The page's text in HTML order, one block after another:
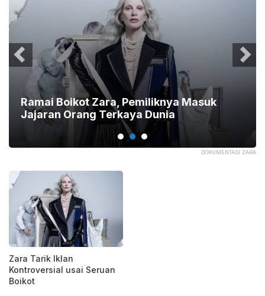
DOKUMENTASI ZARA
Ramai Boikot Zara, Pemiliknya Masuk
Jajaran Orang Terkaya Dunia
Zara Tarik Iklan
Kontroversial usai Seruan
Boikot